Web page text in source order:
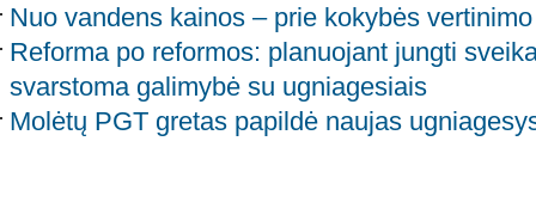
Nuo vandens kainos – prie kokybės vertinimo
Reforma po reformos: planuojant jungti
svarstoma galimybė su ugniagesiais
Molėtų PGT gretas papildė naujas